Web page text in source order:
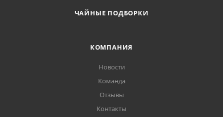
ЧАЙНЫЕ ПОДБОРКИ
КОМПАНИЯ
Новости
Команда
Отзывы
Контакты